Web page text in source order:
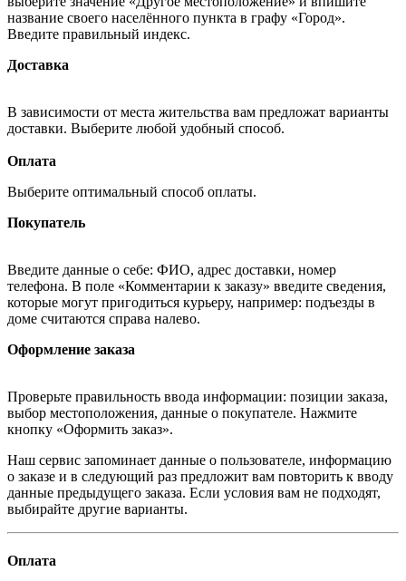
название своего населённого пункта в графу «Город».
Введите правильный индекс.
Доставка
В зависимости от места жительства вам предложат варианты
доставки. Выберите любой удобный способ.
Оплата
Выберите оптимальный способ оплаты.
Покупатель
Введите данные о себе: ФИО, адрес доставки, номер
телефона. В поле «Комментарии к заказу» введите сведения,
которые могут пригодиться курьеру, например: подъезды в
доме считаются справа налево.
Оформление заказа
Проверьте правильность ввода информации: позиции заказа,
выбор местоположения, данные о покупателе. Нажмите
кнопку «Оформить заказ».
Наш сервис запоминает данные о пользователе, информацию
о заказе и в следующий раз предложит вам повторить к вводу
данные предыдущего заказа. Если условия вам не подходят,
выбирайте другие варианты.
Оплата